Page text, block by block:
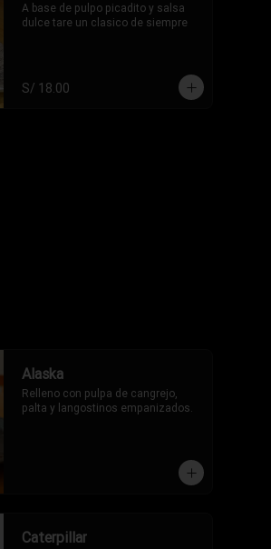
A base de pulpo picadito y salsa
dulce tare un clasico de siempre
S/ 18.00
Alaska
Relleno con pulpa de cangrejo,
palta y langostinos empanizados.
Caterpillar